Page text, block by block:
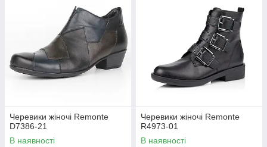
Черевики жіночі Remonte
D7386-21
В наявності
Черевики жіночі Remonte
R4973-01
В наявності